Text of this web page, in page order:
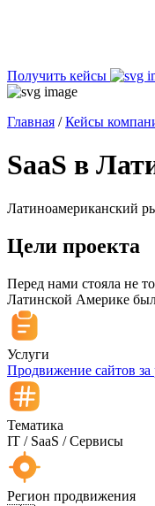
Получить кейсы
Главная /Кейсы
SaaS в
Латиноамериканский
Цели проекта
Перед нами стояла не
Латинской Америке
Услуги
Продвижение сайтов
Тематика
IT / SaaS / Сервисы
Регион продвижения